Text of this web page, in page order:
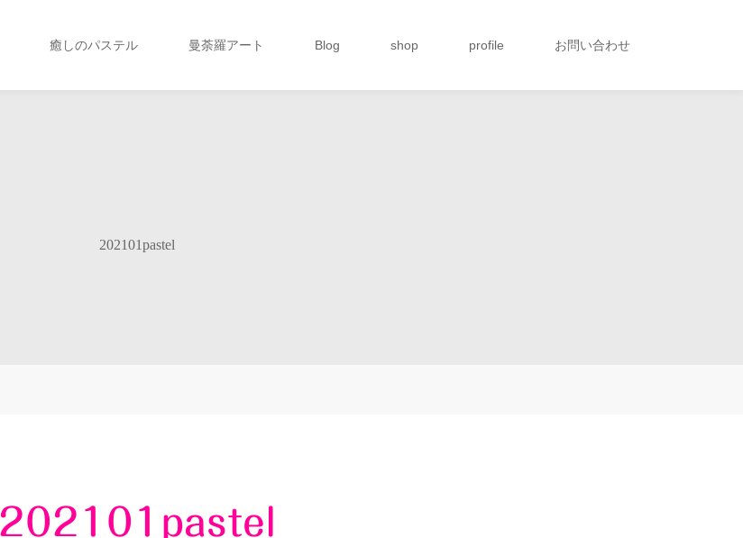
癒しのパステル 曼荼羅アート Blog shop profile お問い合わせ
202101pastel
202101pastel